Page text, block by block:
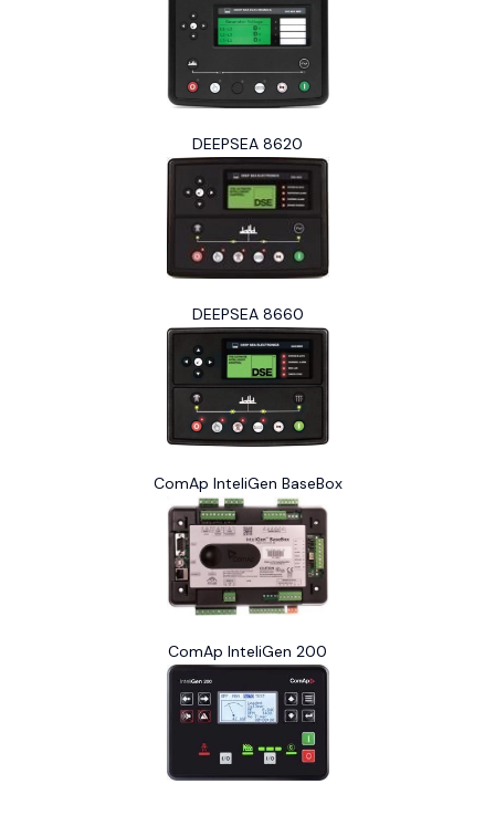
DEEPSEA 8620
DEEPSEA 8660
ComAp InteliGen BaseBox
ComAp InteliGen 200